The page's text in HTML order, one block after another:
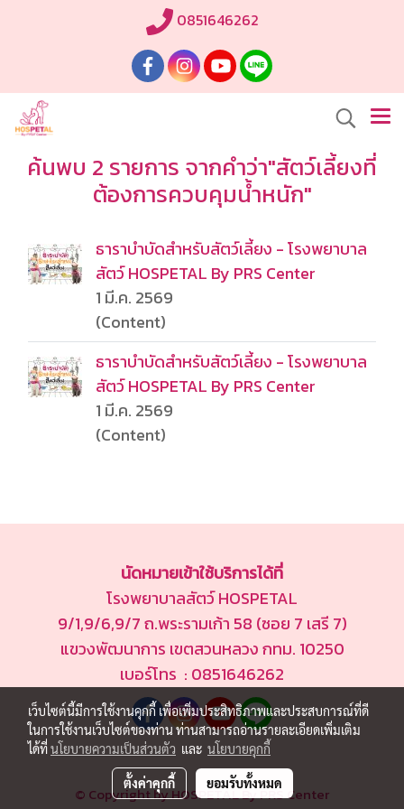
0851646262
ค้นพบ 2 รายการ จากคำว่า"สัตว์เลี้ยงที่
ต้องการควบคุมน้ำหนัก"
ธาราบำบัดสำหรับสัตว์เลี้ยง - โรงพยาบาล
สัตว์ HOSPETAL By PRS Center
1 มี.ค. 2569
(Content)
ธาราบำบัดสำหรับสัตว์เลี้ยง - โรงพยาบาล
สัตว์ HOSPETAL By PRS Center
1 มี.ค. 2569
(Content)
นัดหมายเข้าใช้บริการได้ที่
โรงพยาบาลสัตว์ HOSPETAL
9/1,9/6,9/7 ถ.พระรามเก้า 58 (ซอย 7 เสรี 7)
แขวงพัฒนาการ เขตสวนหลวง กทม. 10250
เบอร์โทร : 0851646262
© Copyright by HOSPETAL By PRS Center
เว็บไซต์นี้มีการใช้งานคุกกี้ เพื่อเพิ่มประสิทธิภาพและประสบการณ์ที่ดี
ในการใช้งานเว็บไซต์ของท่าน ท่านสามารถอ่านรายละเอียดเพิ่มเติม
ได้ที่นโยบายความเป็นส่วนตัว และ นโยบายคุกกี้
ตั้งค่าคุกกี้ ยอมรับทั้งหมด